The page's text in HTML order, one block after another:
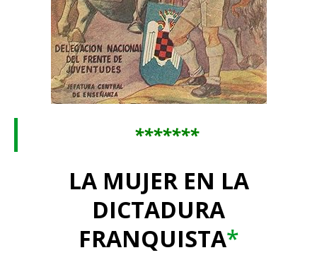
*******
LA MUJER EN LA
DICTADURA
FRANQUISTA*